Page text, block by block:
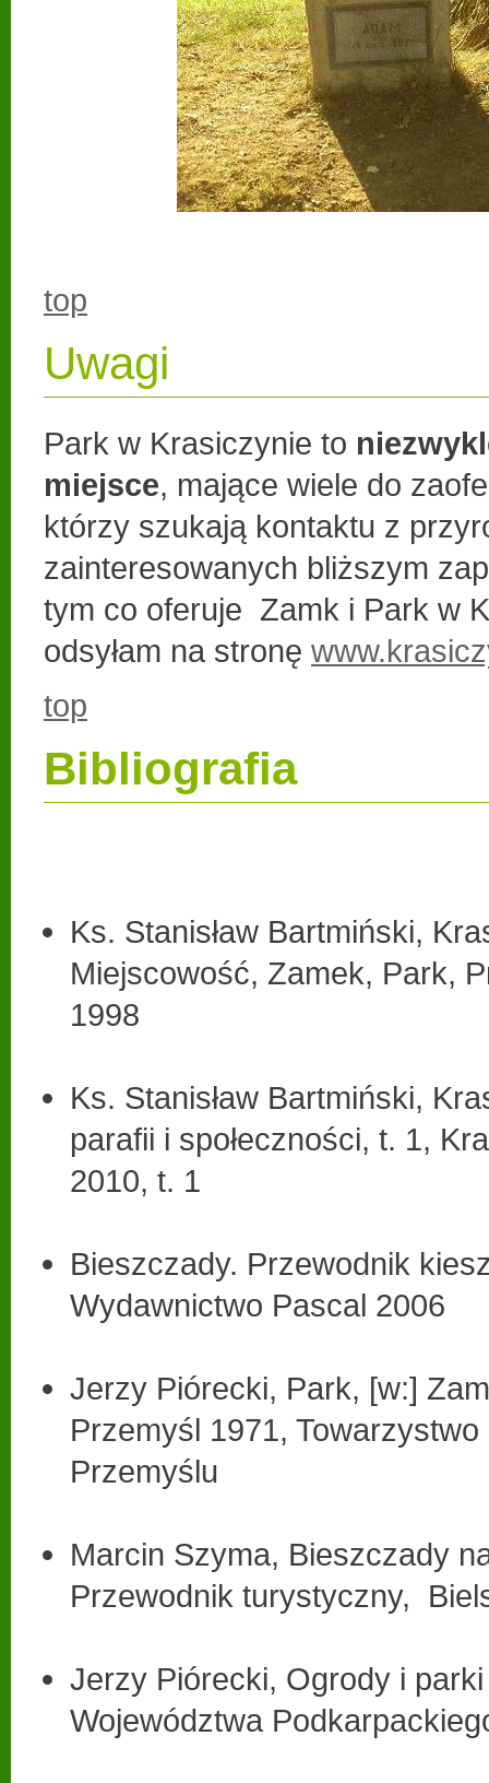
top
Uwagi
Park w Krasiczynie to
miejsce, mające wiele do
którzy szukają kontaktu z
zainteresowanych bliższym
tym co oferuje Zamk i Park w
odsyłam na stronę
top
Bibliografia
Ks. Stanisław Bartmiński,
Miejscowość, Zamek, Park,
1998
Ks. Stanisław Bartmiński,
parafii i społeczności, t. 1,
2010, t. 1
Bieszczady. Przewodnik
Wydawnictwo Pascal 2006
Jerzy Piórecki, Park, [w:]
Przemyśl 1971, Towarzystwo
Przemyślu
Marcin Szyma, Bieszczady
Przewodnik turystyczny,
Jerzy Piórecki, Ogrody i
Województwa